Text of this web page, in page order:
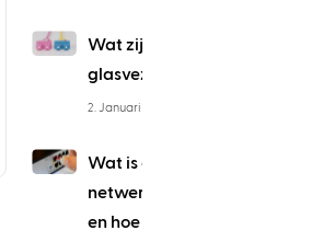
Wat zijn SC
glasvezelconnectoren?
2. Januari 2023
Wat is een
netwerkschakelaar
en hoe werkt hij?